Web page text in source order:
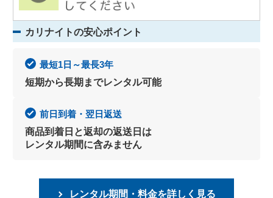
カリナイトの安心ポイント
最短1日～最長3年
短期から長期までレンタル可能
前日到着・翌日返送
商品到着日と返却の返送日は
レンタル期間に含みません
レンタル期間・料金を詳しく見る